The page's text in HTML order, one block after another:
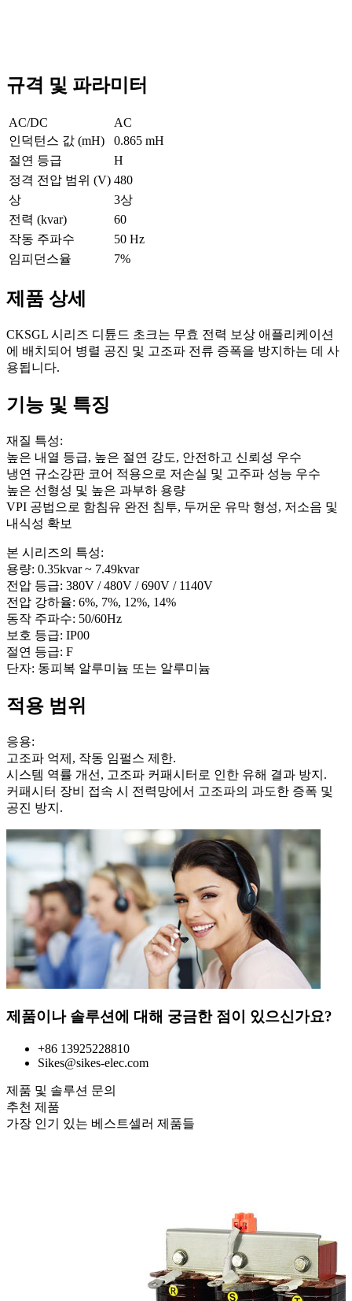
규격 및 파라미터
AC/DC
AC
인덕턴스 값 (mH)
0.865 mH
절연 등급
H
정격 전압 범위 (V) 480
상
3상
전력 (kvar)
60
작동 주파수
50 Hz
임피던스율
7%
제품 상세
CKSGL 시리즈 디튠드 초크는 무효 전력 보상 애플리케이션
에 배치되어 병렬 공진 및 고조파 전류 증폭을 방지하는 데 사
용됩니다.
기능 및 특징
재질 특성:
높은 내열 등급, 높은 절연 강도, 안전하고 신뢰성 우수
냉연 규소강판 코어 적용으로 저손실 및 고주파 성능 우수
높은 선형성 및 높은 과부하 용량
VPI 공법으로 함침유 완전 침투, 두꺼운 유막 형성, 저소음 및
내식성 확보
본 시리즈의 특성:
용량: 0.35kvar ~ 7.49kvar
전압 등급: 380V / 480V / 690V / 1140V
전압 강하율: 6%, 7%, 12%, 14%
동작 주파수: 50/60Hz
보호 등급: IP00
절연 등급: F
단자: 동피복 알루미늄 또는 알루미늄
적용 범위
응용:
고조파 억제, 작동 임펄스 제한.
시스템 역률 개선, 고조파 커패시터로 인한 유해 결과 방지.
커패시터 장비 접속 시 전력망에서 고조파의 과도한 증폭 및
공진 방지.
제품이나 솔루션에 대해 궁금한 점이 있으신가요?
+86 13925228810
Sikes@sikes-elec.com
제품 및 솔루션 문의
추천 제품
가장 인기 있는 베스트셀러 제품들